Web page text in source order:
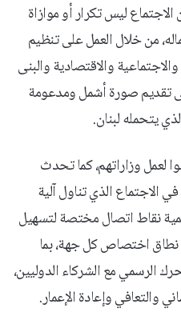
ليس تكرار أو موازاة
من خلال العمل على تنظيم
والاقتصادية والبنى
تقديم صورة أشمل ومدعومة
يتحمله لبنان.
لعمل وزاراتهم، كما تحدث
الاجتماع الذي تناول آلية
نقاط اتصال مختصة لتسهيل
نطاق اختصاص كل جهة، بما
الرسمي مع الشركاء الدوليين،
والتعافي وإعادة الإعمار.